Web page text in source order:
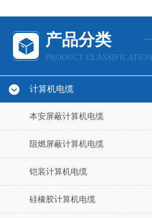
产品分类
PRODUCT CLASSIFICATION
计算机电缆
本安屏蔽计算机电缆
阻燃屏蔽计算机电缆
铠装计算机电缆
硅橡胶计算机电缆